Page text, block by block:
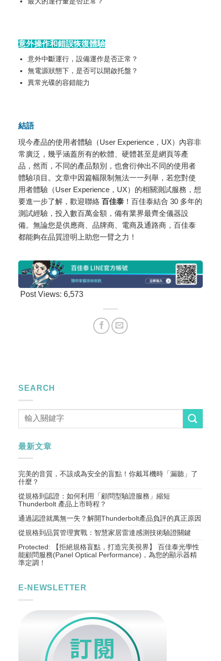
意外操作和錯誤恢復體驗
意外中斷運行，設備運作是否正常？
無電源狀態下，是否可以開啟托盤？
異常光碟的容錯能力
結語
現今產品的使用者體驗（User Experience，UX）內容非
常廣泛，幾乎涵蓋所有的軟體、硬體甚至是網頁等產
品，然而，不同的產品類別，也會衍伸出不同的使用者
體驗項目。文章中因篇幅限制無法一一列舉，若您對使
用者體驗（User Experience，UX）的相關測試服務，想
要進一步了解，歡迎聯絡百佳泰 ！百佳泰結合 30 多年的
測試經驗，投入數百萬金額，備有業界最齊全儀器設
備。無論您是供應商、品牌商、電商及通路商，百佳泰
都能夠在品質證明上助您一臂之力！
Post Views:6,573
SEARCH
最新文章
完美的音質，不該成為安全的盲點！你戴耳機時「漏聽」了
什麼？
從規格到認證：如何利用「顧問型驗證服務」縮短
Thunderbolt 產品上市時程？
通過認證就萬無一失？解開Thunderbolt產品負評的真正原因
從規格到品質管理實戰：智慧家居雷達感測技術驗證關鍵
Protected: 【拒絕規格盲點，打造完美視界】 百佳泰光學性
能顧問服務(Panel Optical Performance)，為您的顯示器精
準定調！
E-NEWSLETTER